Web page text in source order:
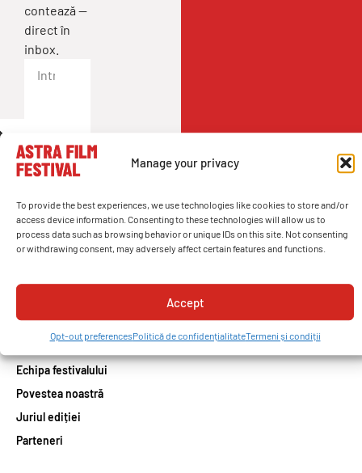
Manage your privacy
To provide the best experiences, we use technologies like cookies to store and/or
access device information. Consenting to these technologies will allow us to
process data such as browsing behavior or unique IDs on this site. Not consenting
or withdrawing consent, may adversely affect certain features and functions.
Accept
Opt-out preferencesPolitică de confidențialitateTermeni și condiții
contează —
direct în
inbox.
Adresă
Echipa festivalului
Povestea noastră
Juriul ediției
Parteneri